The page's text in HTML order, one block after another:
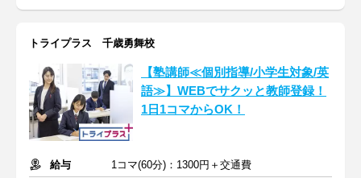
トライプラス 千歳勇舞校
【塾講師≪個別指導/小学生対象/英
語≫】WEBでサクッと教師登録！
1日1コマからOK！
給与 1コマ(60分)：1300円＋交通費